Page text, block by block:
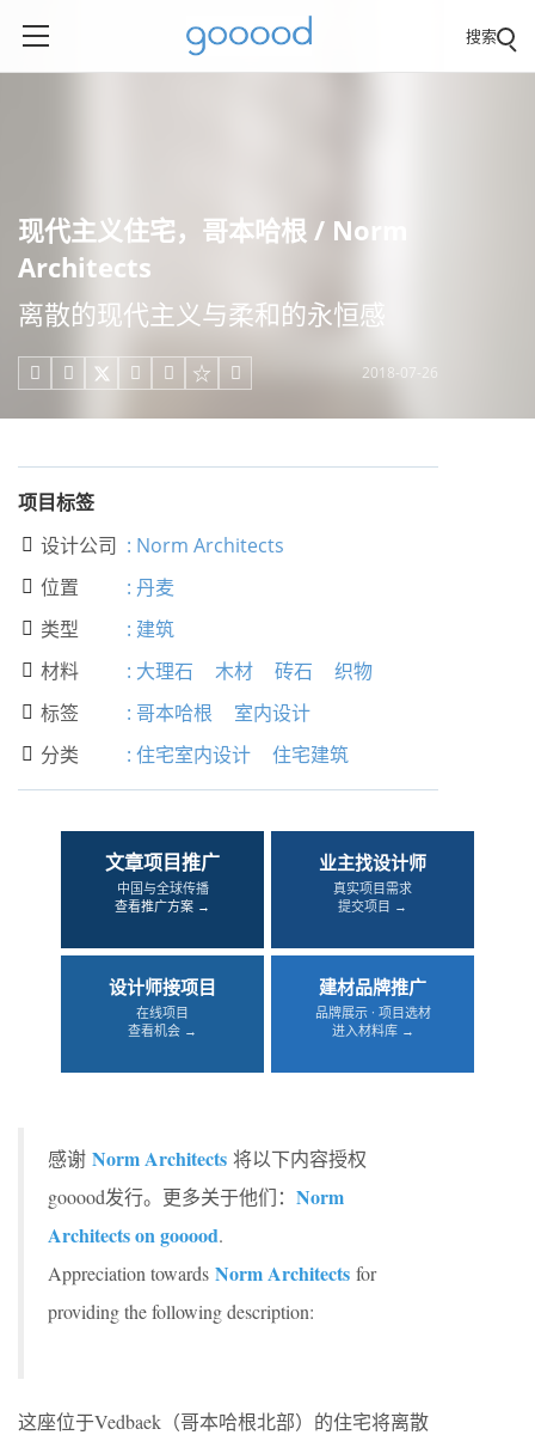
搜索
现代主义住宅，哥本哈根 / Norm
Architects
离散的现代主义与柔和的永恒感
     2018-07-26
项目标签
 设计公司 : Norm Architects
 位置 : 丹麦
 类型 : 建筑
 材料 : 大理石 木材 砖石 织物
 标签 : 哥本哈根 室内设计
 分类 : 住宅室内设计 住宅建筑
文章项目推广
中国与全球传播
查看推广方案 →
业主找设计师
真实项目需求
提交项目 →
设计师接项目
在线项目
查看机会 →
建材品牌推广
品牌展示 · 项目选材
进入材料库 →
感谢 Norm Architects 将以下内容授权
gooood发行。更多关于他们： Norm
Architects on gooood.
Appreciation towards Norm Architects for
providing the following description:
这座位于Vedbaek（哥本哈根北部）的住宅将离散